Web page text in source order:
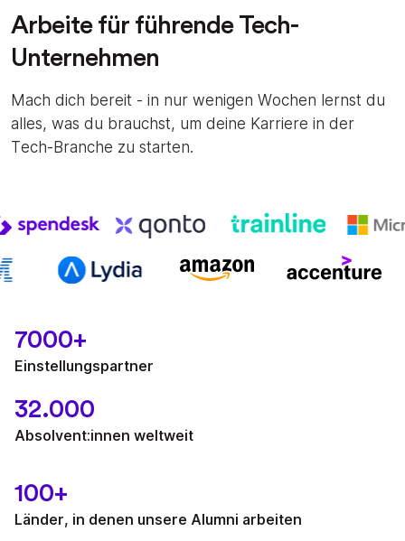
Arbeite für führende Tech-
Unternehmen
Mach dich bereit - in nur wenigen Wochen lernst du
alles, was du brauchst, um deine Karriere in der
Tech-Branche zu starten.
7000+
Einstellungspartner
32.000
Absolvent:innen weltweit
100+
Länder, in denen unsere Alumni arbeiten